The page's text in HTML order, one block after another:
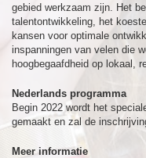
gebied werkzaam zijn. Het
talentontwikkeling, het
kansen voor optimale
inspanningen van velen die
hoogbegaafdheid op lokaal,
Nederlands programma
Begin 2022 wordt het
gemaakt en zal de
Meer informatie